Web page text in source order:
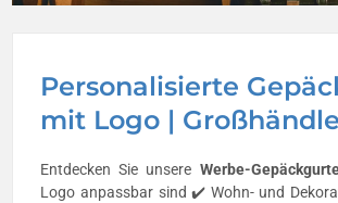
Personalisierte
mit Logo |
Entdecken Sie unsere Werbe-
Logo anpassbar sind ✔️ Wohn- und